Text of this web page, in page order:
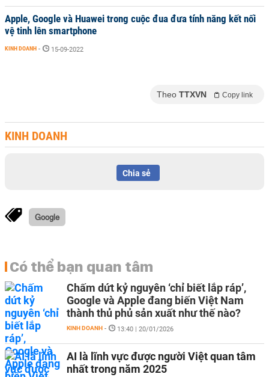
Apple, Google và Huawei trong cuộc đua đưa tính năng kết nối
vệ tinh lên smartphone
KINH DOANH - 15-09-2022
Theo TTXVN Copy link
KINH DOANH
Chia sẻ
Google
Có thể bạn quan tâm
Chấm dứt kỷ nguyên ‘chỉ biết lắp ráp’,
Google và Apple đang biến Việt Nam
thành thủ phủ sản xuất như thế nào?
KINH DOANH - 13:40 | 20/01/2026
AI là lĩnh vực được người Việt quan tâm
nhất trong năm 2025